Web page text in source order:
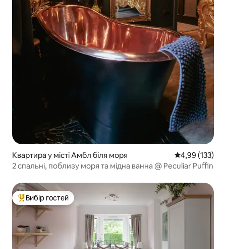
Квартира у місті Амбл біля моря Середня
4,99 (133)
2 спальні, поблизу моря та мідна ванна @ Peculiar Puffin
Топ вибір гостей
Вибір гостей